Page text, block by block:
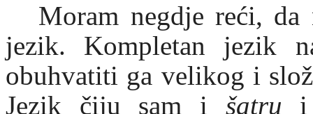
Moram negdje reći,
jezik. Kompletan jezik
obuhvatiti ga velikog i
Jezik čiju sam i šatru